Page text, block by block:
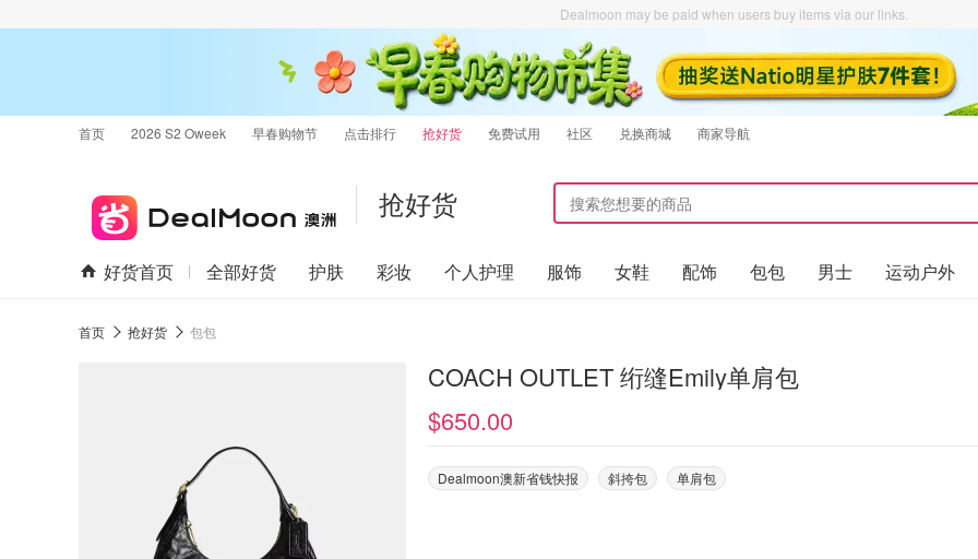
Dealmoon may be paid when users buy items via our links.
首页 2026 S2 Oweek 早春购物节 点击排行 抢好货 免费试用 社区 兑换商城 商家导航
抢好货
好货首页 全部好货 护肤 彩妆 个人护理 服饰 女鞋 配饰 包包 男士 运动户外
首页 抢好货 包包
COACH OUTLET 绗缝Emily单肩包
$650.00
Dealmoon澳新省钱快报 斜挎包 单肩包